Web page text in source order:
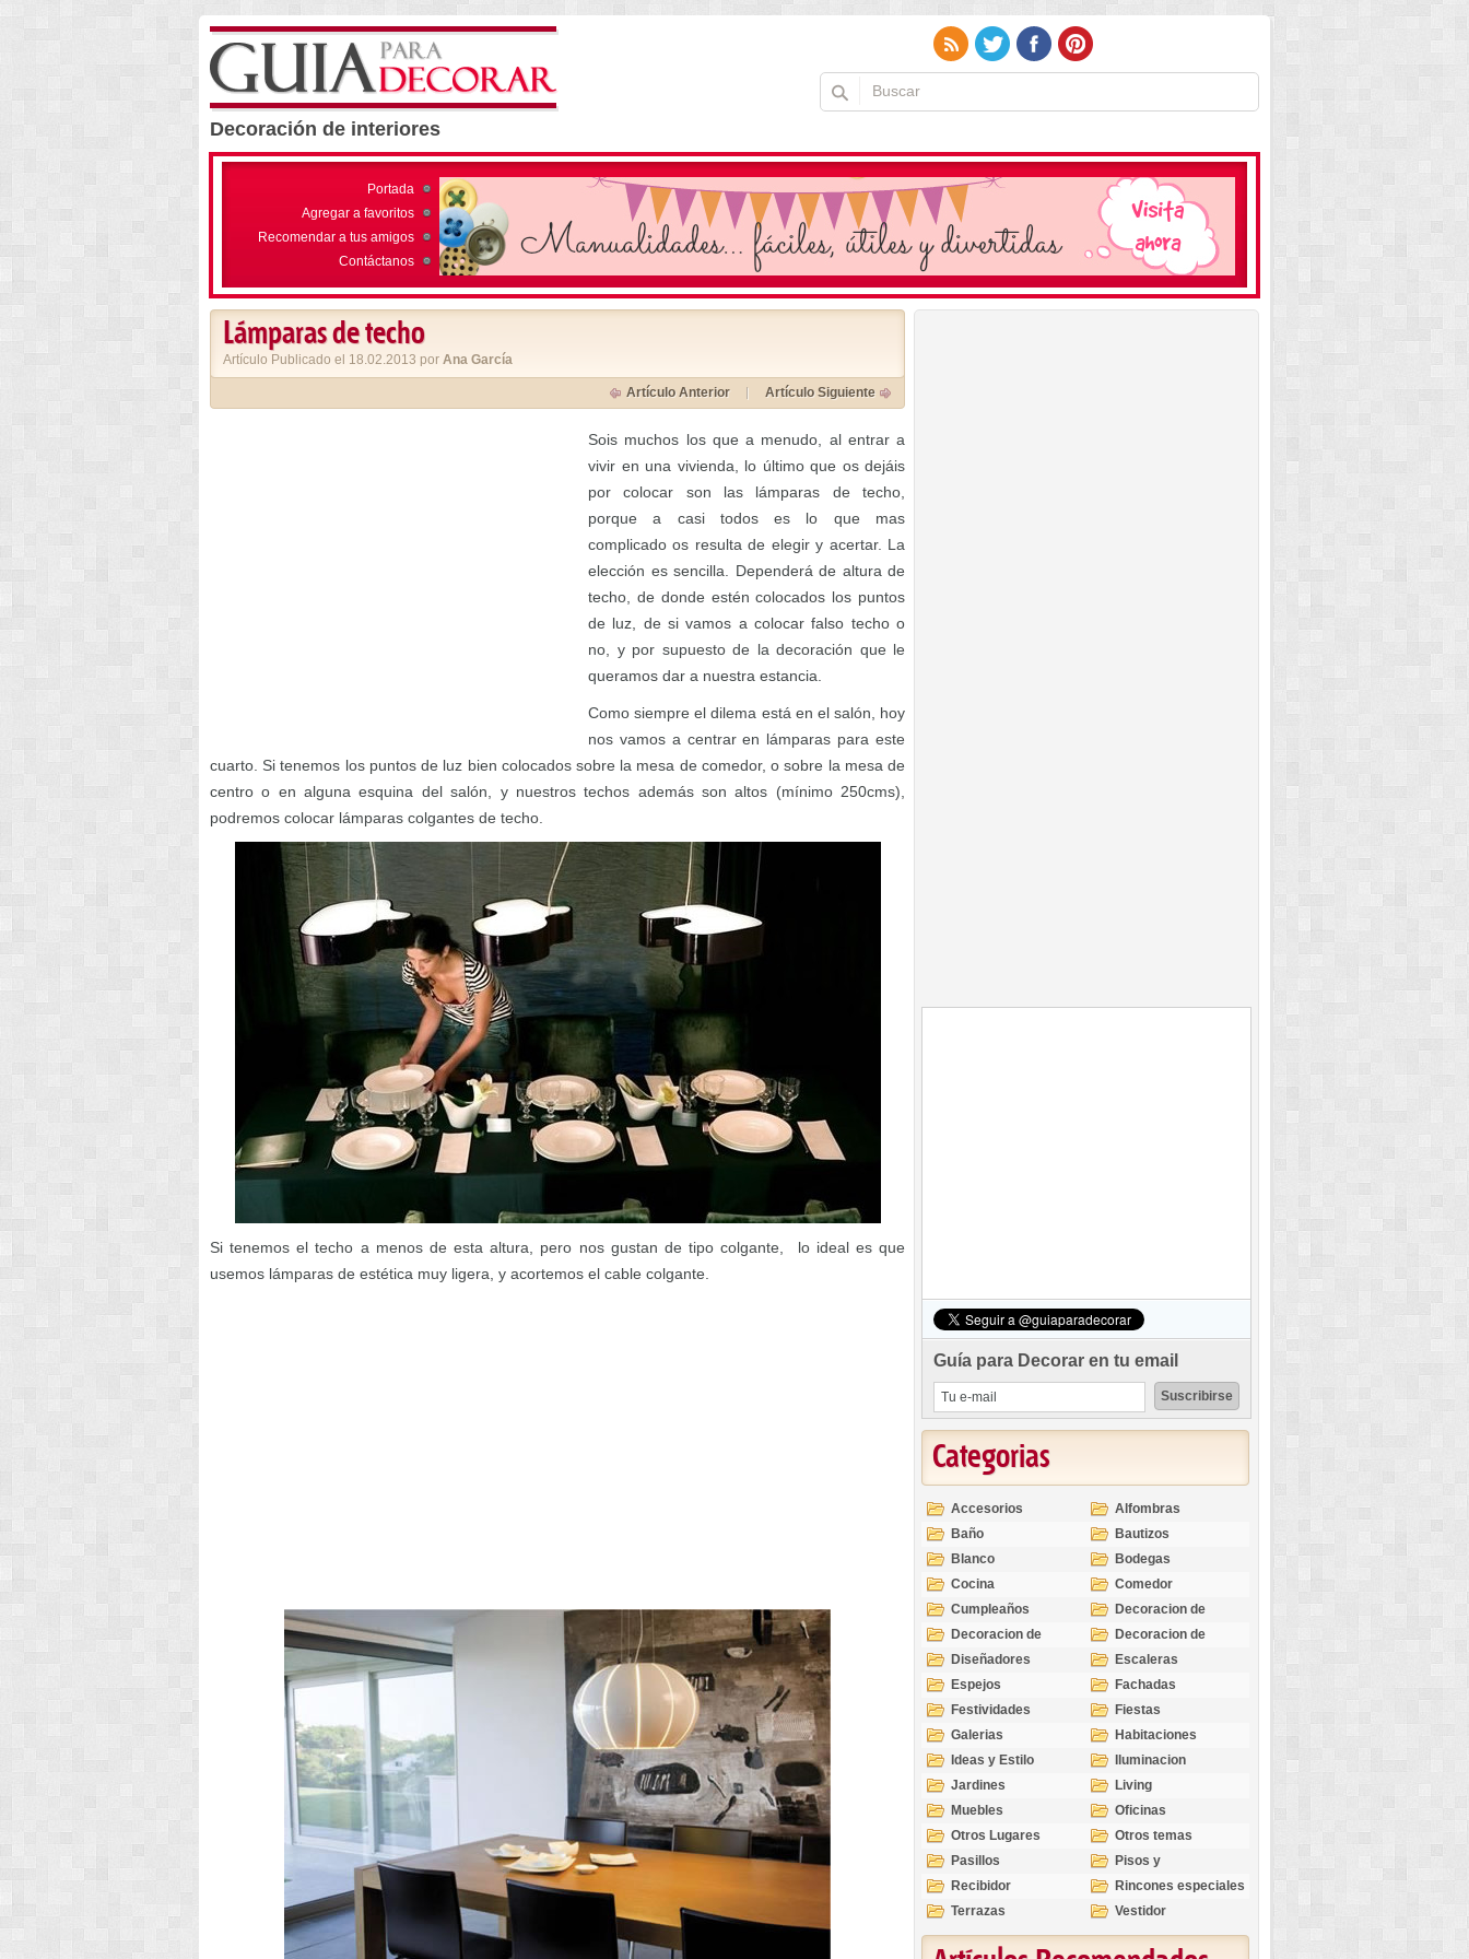
Decoración de interiores
Portada
Agregar a favoritos
Recomendar a tus amigos
Contáctanos
Lámparas de techo
Artículo Publicado el 18.02.2013 por Ana García
Artículo Anterior Artículo Siguiente
Sois muchos los que a menudo, al entrar a
vivir en una vivienda, lo último que os dejáis
por colocar son las lámparas de techo,
porque a casi todos es lo que mas
complicado os resulta de elegir y acertar. La
elección es sencilla. Dependerá de altura de
techo, de donde estén colocados los puntos
de luz, de si vamos a colocar falso techo o
no, y por supuesto de la decoración que le
queramos dar a nuestra estancia.
Como siempre el dilema está en el salón, hoy
nos vamos a centrar en lámparas para este
cuarto. Si tenemos los puntos de luz bien colocados sobre la mesa de comedor, o sobre la mesa de
centro o en alguna esquina del salón, y nuestros techos además son altos (mínimo 250cms),
podremos colocar lámparas colgantes de techo.
Si tenemos el techo a menos de esta altura, pero nos gustan de tipo colgante, lo ideal es que
usemos lámparas de estética muy ligera, y acortemos el cable colgante.
Guía para Decorar en tu email
Categorias
Accesorios
Alfombras
Baño
Bautizos
Blanco
Bodegas
Cocina
Comedor
Cumpleaños
Decoracion de
Exteriores
Decoracion de
Interiores
Decoracion de
Ocasiones
Diseñadores
Escaleras
Espejos
Fachadas
Festividades
Fiestas
Galerias
Habitaciones
Ideas y Estilo
Iluminacion
Jardines
Living
Muebles
Oficinas
Otros Lugares
Otros temas
Pasillos
Pisos y
revestimientos
Recibidor
Rincones especiales
Terrazas
Vestidor